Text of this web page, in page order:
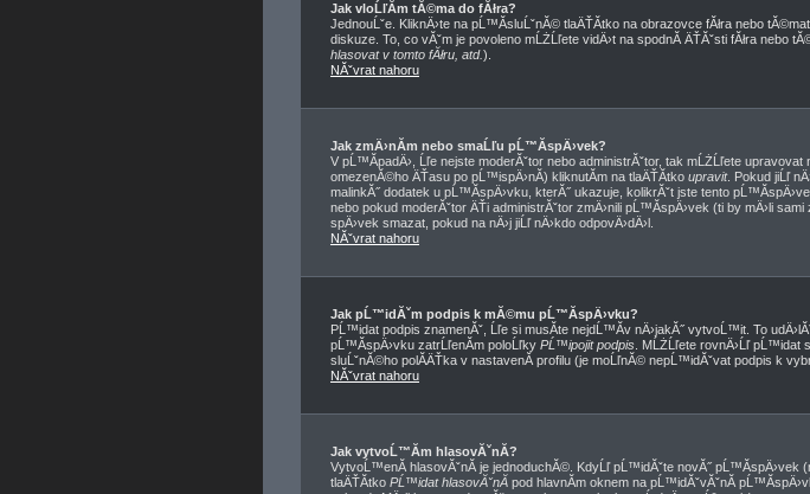
Jak vloĹľĂ­m tĂ©ma do fĂłra?
JednouĹˇe. KliknÄ›te na pĹ™Ă­sluĹˇnĂ© tlaÄŤĂ­tko na obrazovce fĂłra nebo
diskuze. To, co vĂˇm je povoleno mĹŻĹľete vidÄ›t na spodnĂ­ ÄŤĂˇsti fĂłra nebo
hlasovat v tomto fĂłru, atd.).
NĂˇvrat nahoru
Jak zmÄ›nĂ­m nebo smaĹľu pĹ™Ă­spÄ›vek?
V pĹ™Ă­padÄ›, Ĺľe nejste moderĂˇtor nebo administrĂˇtor, tak mĹŻĹľete
omezenĂ©ho ÄŤasu po pĹ™ispÄ›nĂ­) kliknutĂ­m na tlaÄŤĂ­tko upravit. Pokud jiĹľ
malinkĂ˝ dodatek u pĹ™Ă­spÄ›vku, kterĂ˝ ukazuje, kolikrĂˇt jste tento
nebo pokud moderĂˇtor ÄŤi administrĂˇtor zmÄ›nili pĹ™Ă­spÄ›vek (ti by mÄ›li
spÄ›vek smazat, pokud na nÄ›j jiĹľ nÄ›kdo odpovÄ›dÄ›l.
NĂˇvrat nahoru
Jak pĹ™idĂˇm podpis k mĂ©mu pĹ™Ă­spÄ›vku?
PĹ™idat podpis znamenĂˇ, Ĺľe si musĂ­te nejdĹ™Ă­v nÄ›jakĂ˝ vytvoĹ™it. To
pĹ™Ă­spÄ›vku zatrĹľenĂ­m poloĹľky PĹ™ipojit podpis . MĹŻĹľete rovnÄ›Ĺľ
sluĹˇnĂ©ho polĂ­ÄŤka v nastavenĂ­ profilu (je moĹľnĂ© nepĹ™idĂˇvat podpis k
NĂˇvrat nahoru
Jak vytvoĹ™Ă­m hlasovĂˇnĂ­?
VytvoĹ™enĂ­ hlasovĂˇnĂ­ je jednoduchĂ©. KdyĹľ pĹ™idĂˇte novĂ˝ pĹ™Ă­spÄ›vek
tlaÄŤĂ­tko PĹ™idat hlasovĂˇnĂ­ pod hlavnĂ­m oknem na pĹ™idĂˇvĂˇnĂ­